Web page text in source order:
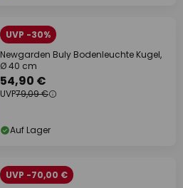
UVP -30%
Newgarden Buly Bodenleuchte Kugel,
Ø 40 cm
54,90 €
UVP79,09 €
Auf Lager
UVP -70,00 €